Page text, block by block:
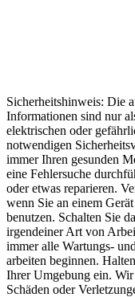
Sicherheitshinweis: Die
Informationen sind nur
elektrischen oder
notwendigen
immer Ihren gesunden
eine Fehlersuche
oder etwas reparieren.
wenn Sie an einem
benutzen. Schalten Sie
irgendeiner Art von
immer alle Wartungs-
arbeiten beginnen.
Ihrer Umgebung ein.
Schäden oder